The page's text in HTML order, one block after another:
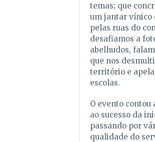
temas; que
um jantar vínico
pelas ruas do
desafiamos a
abelhudos,
que nos
território e
escolas.
O evento
ao sucesso da
passando por
qualidade do